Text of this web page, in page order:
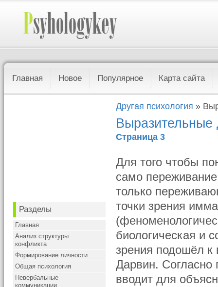
Главная Новое Популярное Карта сайта
Разделы
Главная
Анализ структуры
конфликта
Формирование личности
Общая психология
Невербальные
коммуникации
Другая психология »
Выразительные
Страница 3
Для того чтобы
само
только
точки зрения
биологическая и
зрения подошёл
Дарвин. Согласно
вводит для